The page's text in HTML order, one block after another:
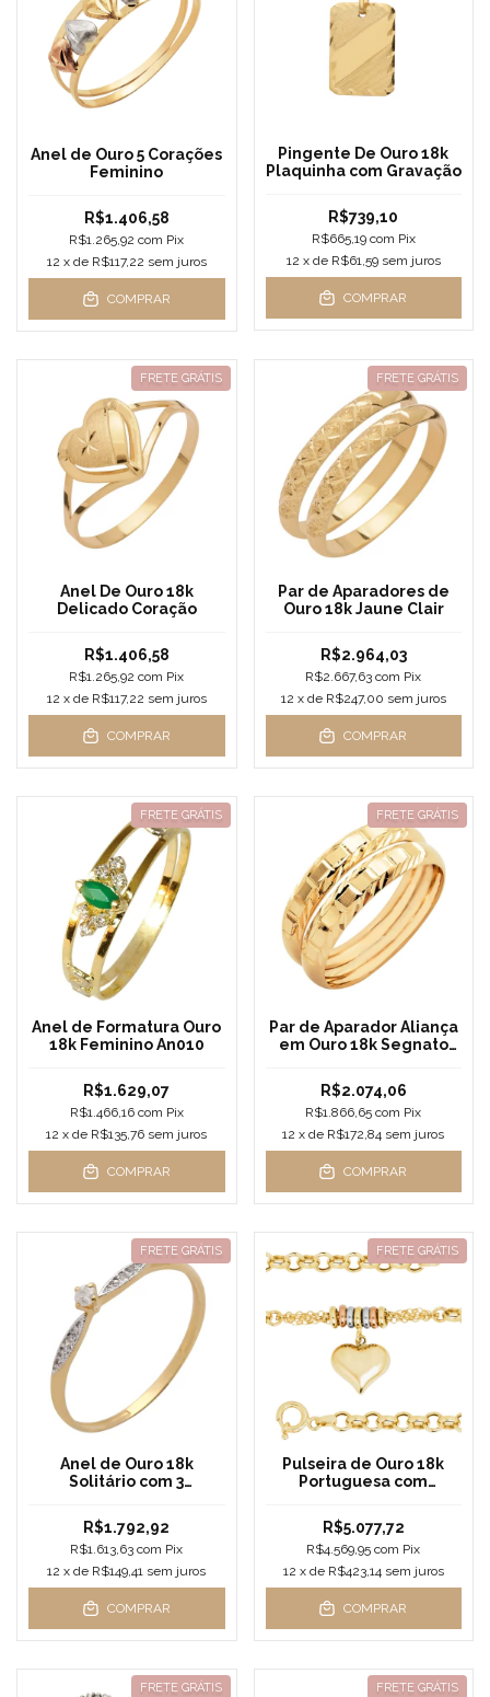
Anel de Ouro 5 Corações
Feminino
R$1.406,58
R$1.265,92com Pix
12 x de R$117,22 sem juros
COMPRAR
Pingente De Ouro 18k
Plaquinha com Gravação
R$739,10
R$665,19 com Pix
12 x de R$61,59 sem juros
COMPRAR
FRETE GRÁTIS
Anel De Ouro 18k
Delicado Coração
R$1.406,58
R$1.265,92com Pix
12 x de R$117,22 sem juros
COMPRAR
FRETE GRÁTIS
Par de Aparadores de
Ouro 18k Jaune Clair
R$2.964,03
R$2.667,63com Pix
12 x de R$247,00 sem juros
COMPRAR
FRETE GRÁTIS
Anel de Formatura Ouro
18k Feminino An010
R$1.629,07
R$1.466,16 com Pix
12 x de R$135,76 sem juros
COMPRAR
FRETE GRÁTIS
Par de Aparador Aliança
em Ouro 18k Segnato
Casamento
R$2.074,06
R$1.866,65com Pix
12 x de R$172,84 sem juros
COMPRAR
FRETE GRÁTIS
Anel de Ouro 18k
Solitário com 3
R$1.792,92
R$1.613,63com Pix
12 x de R$149,41 sem juros
COMPRAR
FRETE GRÁTIS
Pulseira de Ouro 18k
Portuguesa com
Médio
R$5.077,72
R$4.569,95com Pix
12 x de R$423,14 sem juros
COMPRAR
FRETE GRÁTIS FRETE GRÁTIS